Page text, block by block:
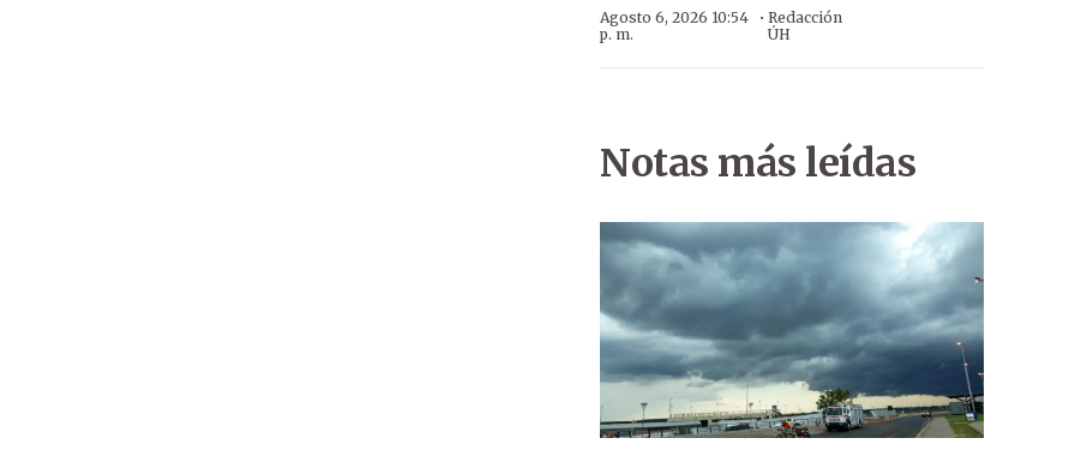
Agosto 6, 2026 10:54
p. m.
· Redacción
ÚH
Notas más leídas